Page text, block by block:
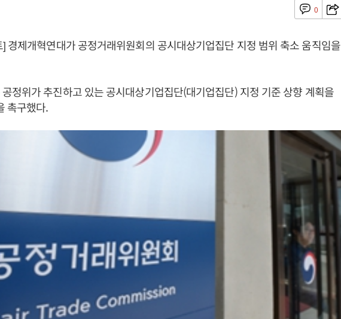
0
경제개혁연대가 공정거래위원회의 공시대상기업집단 지정 범위 축소 움직임을
정위가 추진하고 있는 공시대상기업집단(대기업집단) 지정 기준 상향 계획을
촉구했다.